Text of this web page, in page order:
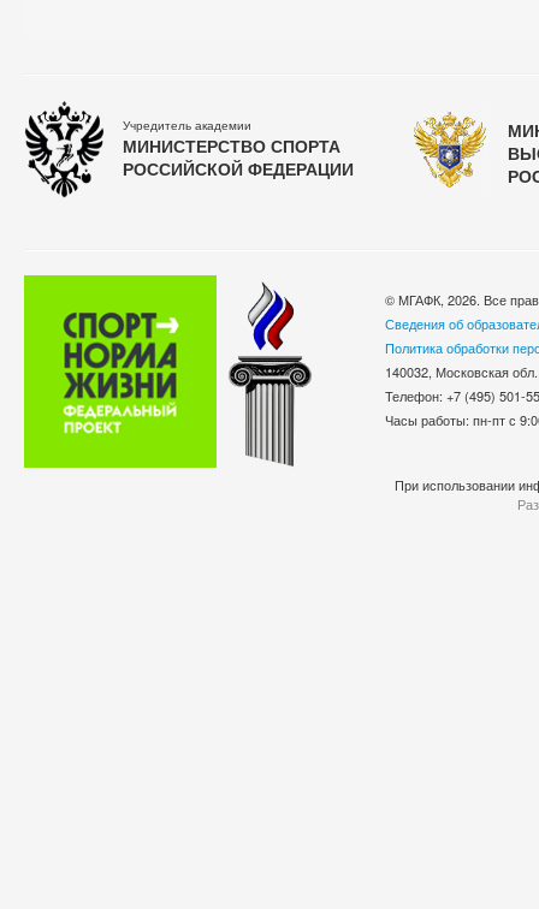
Учредитель академии
МИНИСТЕРСТВО СПОРТА
РОССИЙСКОЙ ФЕДЕРАЦИИ
© МГАФК, 2026. Все
Сведения об
Политика обработки
140032, Московская
Телефон: +7 (495)
Часы работы: пн-пт с
При использовании